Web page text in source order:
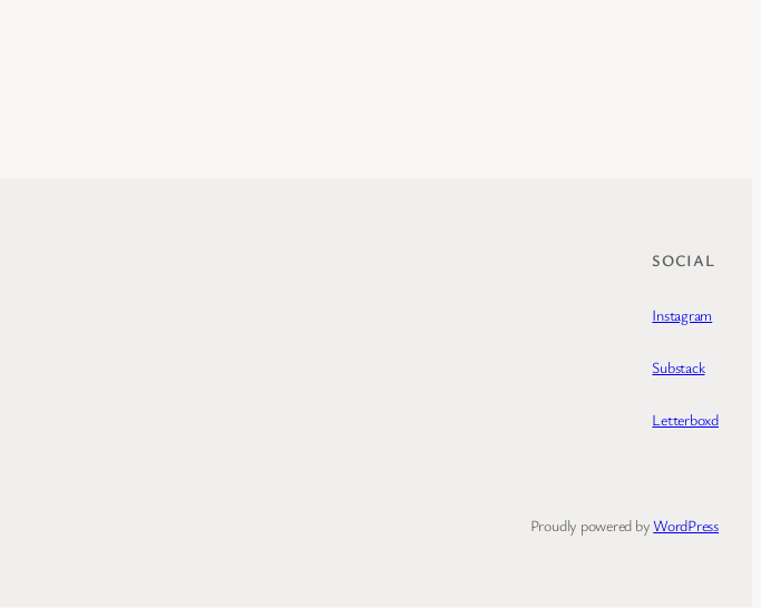
SOCIAL
Instagram
Substack
Letterboxd
Proudly powered byWordPress